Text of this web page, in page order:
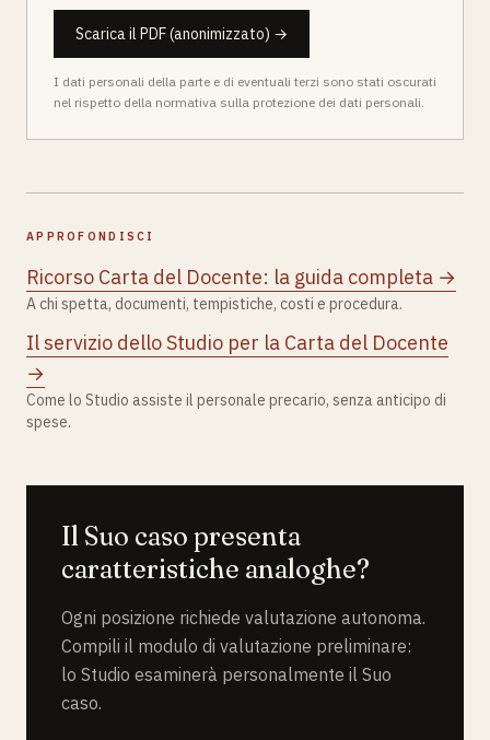
Scarica il PDF (anonimizzato) →
I dati personali della parte e di eventuali terzi sono stati oscurati
nel rispetto della normativa sulla protezione dei dati personali.
APPROFONDISCI
Ricorso Carta del Docente: la guida completa →
A chi spetta, documenti, tempistiche, costi e procedura.
Il servizio dello Studio per la Carta del Docente
→
Come lo Studio assiste il personale precario, senza anticipo di
spese.
Il Suo caso presenta
caratteristiche analoghe?
Ogni posizione richiede valutazione autonoma.
Compili il modulo di valutazione preliminare:
lo Studio esaminerà personalmente il Suo
caso.